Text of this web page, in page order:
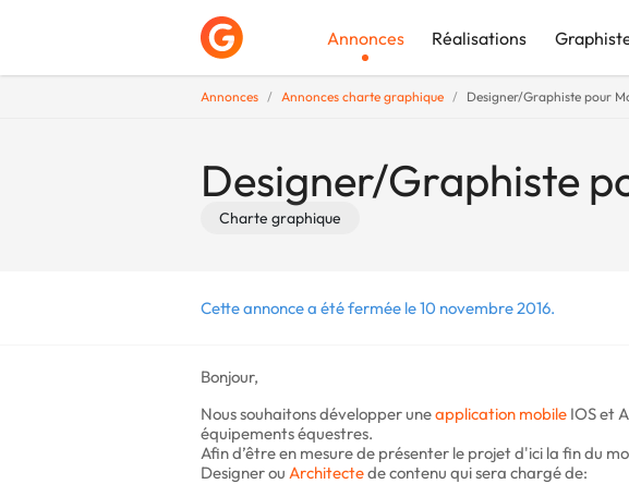
Annonces Réalisations
Annonces Annonces charte graphique Designer/Graphiste pour
Designer/Graphiste
Charte graphique
Cette annonce a été fermée le 10 novembre 2016.
Bonjour,
Nous souhaitons développer uneapplication mobile IOS et
équipements équestres.
Afin d’être en mesure de présenter le projet d'ici la fin du
Designer ou Architectede contenu qui sera chargé de: